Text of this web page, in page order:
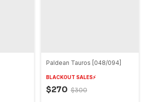
Paldean Tauros [048/094]
BLACKOUT SALES⚡️
$270 $300